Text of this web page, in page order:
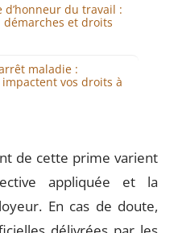
du travail :
et droits
maladie :
vos droits à
de cette prime varient
appliquée et la
En cas de doute,